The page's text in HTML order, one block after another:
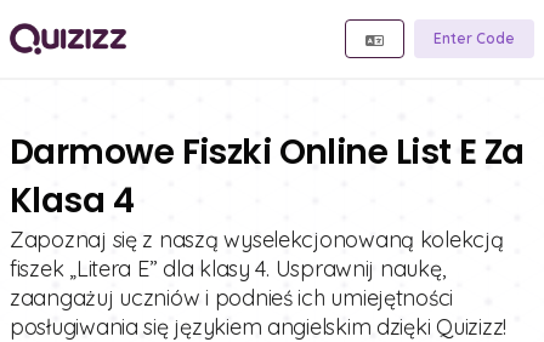
Enter Code
Darmowe Fiszki Online List E Za
Klasa 4
Zapoznaj się z naszą wyselekcjonowaną kolekcją
fiszek „Litera E” dla klasy 4. Usprawnij naukę,
zaangażuj uczniów i podnieś ich umiejętności
posługiwania się językiem angielskim dzięki Quizizz!